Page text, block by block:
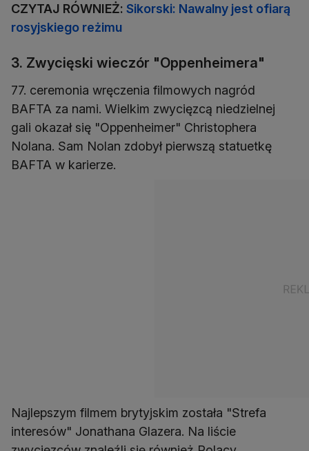
CZYTAJ RÓWNIEŻ: Sikorski: Nawalny jest ofiarą
rosyjskiego reżimu
3. Zwycięski wieczór "Oppenheimera"
77. ceremonia wręczenia filmowych nagród
BAFTA za nami. Wielkim zwycięzcą niedzielnej
gali okazał się "Oppenheimer" Christophera
Nolana. Sam Nolan zdobył pierwszą statuetkę
BAFTA w karierze.
Najlepszym filmem brytyjskim została "Strefa
interesów" Jonathana Glazera. Na liście